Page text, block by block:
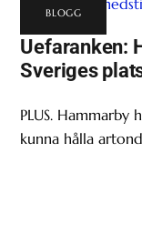
BLOGG
Uefaranken:
Sveriges
PLUS. Hammarby
kunna hålla